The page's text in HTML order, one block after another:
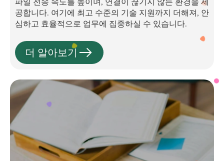
공합니다. 여기에 최고 수준의 기술 지원까지 더해져, 안
심하고 효율적으로 업무에 집중하실 수 있습니다.
더 알아보기